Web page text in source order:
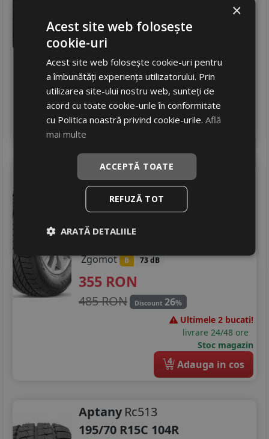
Zgomot B 73 dB
393RON
537 RON Discount26%
Ultimele 2 bucati!
livrare 24/48 ore
Stoc magazin
4 Adauga in cos
Taurus Cargospeedevo
195/70 R15C 104R
Autoutilitare
Consum C
Zgomot B 73 dB
355 RON
485 RON Discount 26%
Ultimele 2 bucati!
livrare 24/48 ore
Stoc magazin
4 Adauga in cos
Aptany Rc513
195/70 R15C 104R
×
Acest site web folosește
cookie-uri
Acest site web folosește cookie-uri pentru
a îmbunătăți experiența utilizatorului. Prin
utilizarea site-ului nostru web, sunteți de
acord cu toate cookie-urile în conformitate
cu Politica noastră privind cookie-urile.Află
mai multe
ACCEPTĂ TOATE
REFUZĂ TOT
ARATĂ DETALIILE